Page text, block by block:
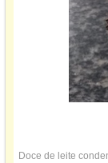
Doce de leite